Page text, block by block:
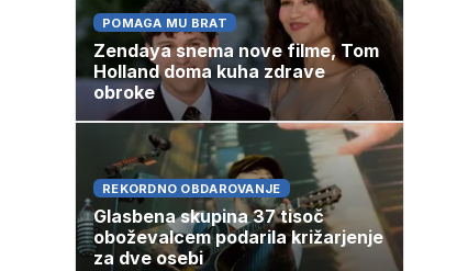
POMAGA MU BRAT
Zendaya snema nove filme, Tom
Holland doma kuha zdrave
obroke
REKORDNO OBDAROVANJE
Glasbena skupina 37 tisoč
oboževalcem podarila križarjenje
za dve osebi